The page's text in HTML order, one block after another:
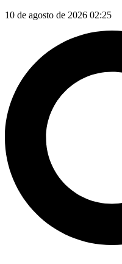
10 de agosto de 2026 02:25